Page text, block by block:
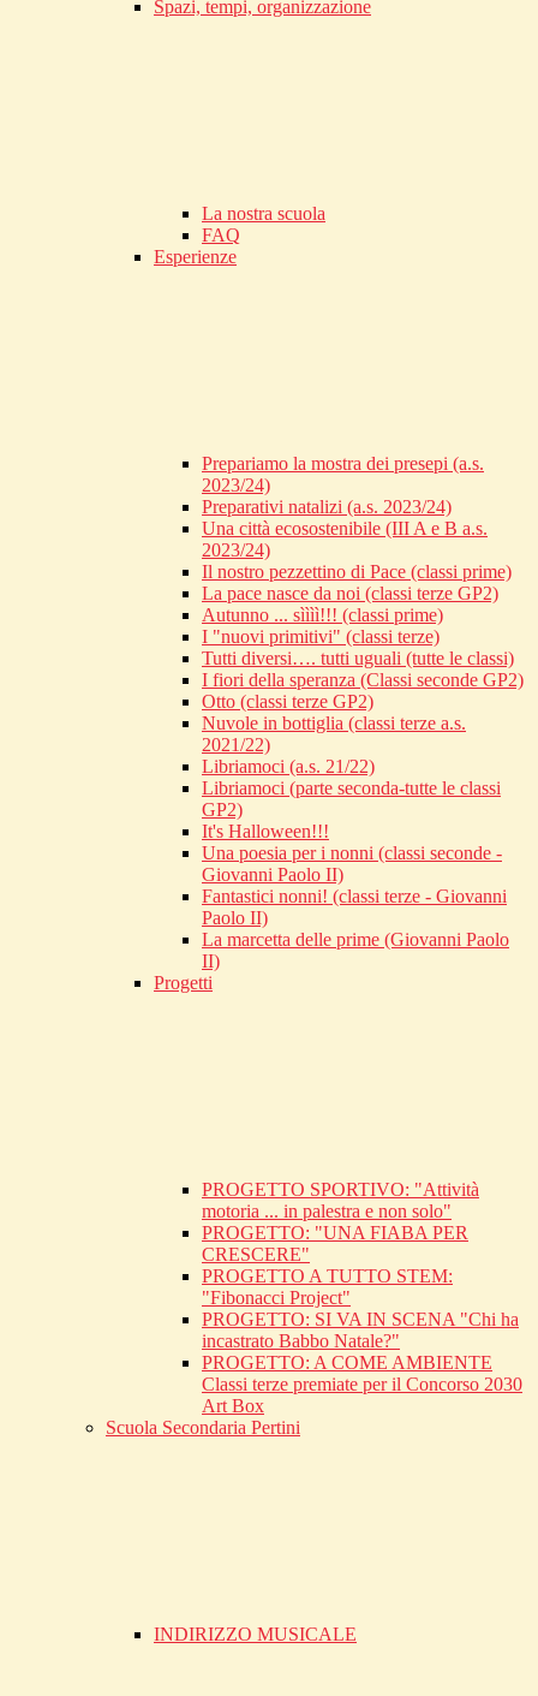
Spazi, tempi, organizzazione
La nostra scuola
FAQ
Esperienze
Prepariamo la mostra dei presepi (a.s.
2023/24)
Preparativi natalizi (a.s. 2023/24)
Una città ecosostenibile (III A e B a.s.
2023/24)
Il nostro pezzettino di Pace (classi prime)
La pace nasce da noi (classi terze GP2)
Autunno ... sìììì!!! (classi prime)
I "nuovi primitivi" (classi terze)
Tutti diversi…. tutti uguali (tutte le classi)
I fiori della speranza (Classi seconde GP2)
Otto (classi terze GP2)
Nuvole in bottiglia (classi terze a.s.
2021/22)
Libriamoci (a.s. 21/22)
Libriamoci (parte seconda-tutte le classi
GP2)
It's Halloween!!!
Una poesia per i nonni (classi seconde -
Giovanni Paolo II)
Fantastici nonni! (classi terze - Giovanni
Paolo II)
La marcetta delle prime (Giovanni Paolo
II)
Progetti
PROGETTO SPORTIVO: "Attività
motoria ... in palestra e non solo"
PROGETTO: "UNA FIABA PER
CRESCERE"
PROGETTO A TUTTO STEM:
"Fibonacci Project"
PROGETTO: SI VA IN SCENA "Chi ha
incastrato Babbo Natale?"
PROGETTO: A COME AMBIENTE
Classi terze premiate per il Concorso 2030
Art Box
Scuola Secondaria Pertini
INDIRIZZO MUSICALE